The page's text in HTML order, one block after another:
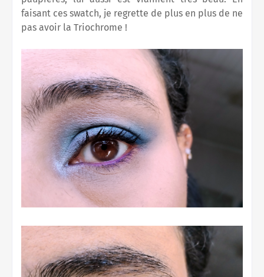
faisant ces swatch, je regrette de plus en plus de ne
pas avoir la Triochrome !